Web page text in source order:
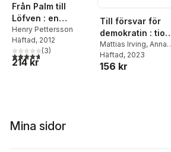
Från Palm till
Löfven : en
socialdemokratisk
historia
Henry Pettersson
Häftad, 2012
4,7utav 5 stjärnor. Totalt antal röster:
(3)
214 kr
Till försvar för
demokratin : tio
tekniker vi måste
bekämpa
Mattias Irving, Anna
Ardin
Häftad, 2023
156 kr
Mina sidor